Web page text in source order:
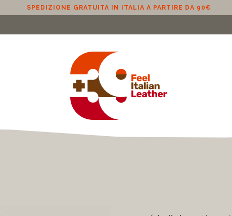
SPEDIZIONE GRATUITA IN ITALIA A PARTIRE DA 90€